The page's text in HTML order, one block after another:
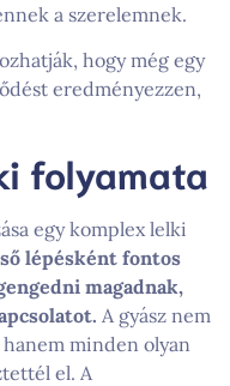
a szerelemnek.
hogy még egy
eredményezzen,
folyamata
egy komplex lelki
lépésként fontos
magadnak,
A gyász nem
minden olyan
el. A